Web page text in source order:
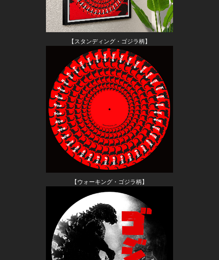
【スタンディング・ゴジラ柄】
【ウォーキング・ゴジラ柄】